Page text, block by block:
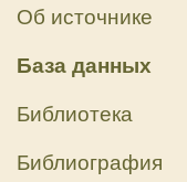
Об источнике
База данных
Библиотека
Библиография